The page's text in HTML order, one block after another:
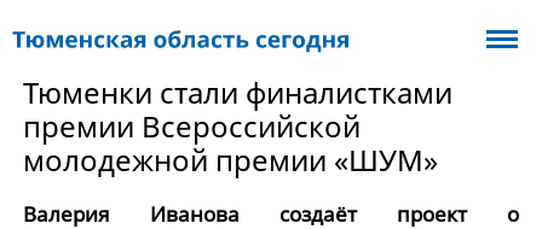
Тюменки стали финалистками
премии Всероссийской
молодежной премии «ШУМ»
Валерия Иванова создаёт проект о